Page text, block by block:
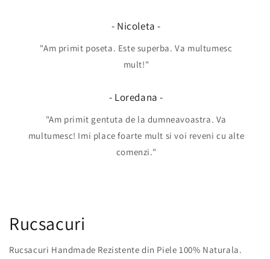
- Nicoleta -
"Am primit poseta. Este superba. Va multumesc
mult!"
- Loredana -
"Am primit gentuta de la dumneavoastra. Va
multumesc! Imi place foarte mult si voi reveni cu alte
comenzi."
Rucsacuri
Rucsacuri Handmade Rezistente din Piele 100% Naturala.